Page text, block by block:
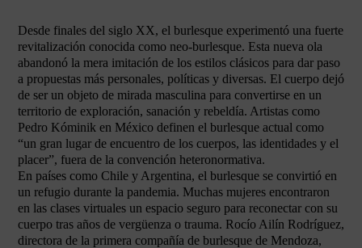
Desde finales del siglo XX, el burlesque experimentó una fuerte
revitalización conocida como neo-burlesque. Esta nueva ola
abandonó la mera imitación de los estilos clásicos para dar paso
a propuestas más personales, políticas y diversas. El cuerpo dejó
de ser un objeto de mirada masculina para convertirse en un
territorio de exploración, sanación y rebeldía. Artistas como
Pedro Kóminik en México definen el burlesque actual como
“un gran lugar de encuentro de los cuerpos, las identidades y el
placer”, fuera de la convención heteronormativa.
En países como Chile y Argentina, el burlesque se convirtió en
un refugio durante la pandemia. Muchas mujeres encontraron
en las clases virtuales un espacio seguro para reconectar con su
cuerpo tras años de vergüenza o trauma. Rocío Ailín Rodríguez,
directora de la primera compañía de burlesque de Mendoza,